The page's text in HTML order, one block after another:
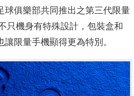
球俱樂部共同推出之第三代限量
只機身有特殊設計，包裝盒和
限量手機顯得更為特別。